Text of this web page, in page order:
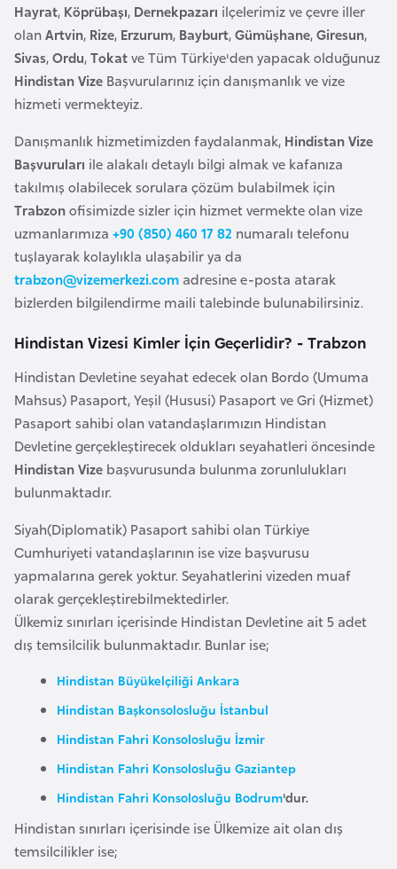
Hayrat, Köprübaşı, Dernekpazarı ilçelerimiz ve çevre iller
olanArtvin, Rize, Erzurum, Bayburt,Gümüşhane,Giresun,
Sivas,Ordu,Tokatve Tüm Türkiye'den yapacak olduğunuz
Hindistan Vize Başvurularınız için danışmanlık ve vize
hizmeti vermekteyiz.
Danışmanlık hizmetimizden faydalanmak, Hindistan Vize
Başvuruları ile alakalı detaylı bilgi almak ve kafanıza
takılmış olabilecek sorulara çözüm bulabilmek için
Trabzonofisimizde sizler için hizmet vermekte olan vize
uzmanlarımıza +90 (850) 460 17 82 numaralı telefonu
tuşlayarak kolaylıkla ulaşabilir ya da
trabzon@vizemerkezi.com adresine e-posta atarak
bizlerden bilgilendirme maili talebinde bulunabilirsiniz.
Hindistan Vizesi Kimler İçin Geçerlidir? - Trabzon
Hindistan Devletine seyahat edecek olan Bordo (Umuma
Mahsus) Pasaport, Yeşil (Hususi) Pasaport ve Gri (Hizmet)
Pasaport sahibi olan vatandaşlarımızın Hindistan
Devletine gerçekleştirecek oldukları seyahatleri öncesinde
Hindistan Vize başvurusunda bulunma zorunlulukları
bulunmaktadır.
Siyah(Diplomatik) Pasaport sahibi olan Türkiye
Cumhuriyeti vatandaşlarının ise vize başvurusu
yapmalarına gerek yoktur. Seyahatlerini vizeden muaf
olarak gerçekleştirebilmektedirler.
Ülkemiz sınırları içerisinde Hindistan Devletine ait 5 adet
dış temsilcilik bulunmaktadır. Bunlar ise;
Hindistan Büyükelçiliği Ankara
Hindistan Başkonsolosluğu İstanbul
Hindistan Fahri Konsolosluğu İzmir
Hindistan Fahri Konsolosluğu Gaziantep
Hindistan Fahri Konsolosluğu Bodrum'dur.
Hindistan sınırları içerisinde ise Ülkemize ait olan dış
temsilcilikler ise;
B
a
n
g
d
e
B
e
a
u
B
e
ç
i
k
a
B
o
s